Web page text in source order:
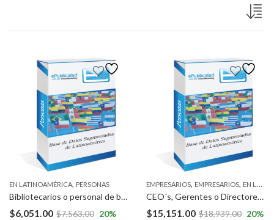
EN LATINOAMÉRICA, PERSONAS
Bibliotecarios o personal de biblioteca en Costa Rica, Panamá, Guatemala, El salvador, Nicaragua y República dominicana.
$6,051.00 $7,563.00 20%
EMPRESARIOS, EMPRESARIOS, EN LATINOAMÉRICA
CEO´s, Gerentes o Directores o Empresarios del área de Mercadeo, Administración, Business Analytics, Logística, Ingenieros en Sistemas e Ingenieros Industriales en la Capital de Guatemala.
$15,151.00 $18,939.00 20%